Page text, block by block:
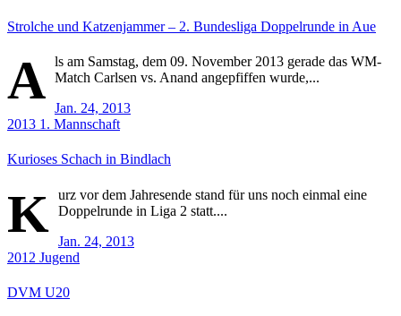
Strolche und Katzenjammer – 2. Bundesliga Doppelrunde in Aue
A ls am Samstag, dem 09. November 2013 gerade das WM-
Match Carlsen vs. Anand angepfiffen wurde,...
Jan. 24, 2013
2013 1. Mannschaft
Kurioses Schach in Bindlach
K urz vor dem Jahresende stand für uns noch einmal eine
Doppelrunde in Liga 2 statt....
Jan. 24, 2013
2012 Jugend
DVM U20